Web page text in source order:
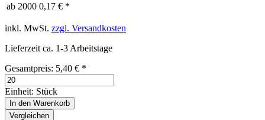
ab 2000 0,17 € *
inkl. MwSt. zzgl. Versandkosten
Lieferzeit ca. 1-3 Arbeitstage
Gesamtpreis: 5,40 € *
Einheit: Stück
In den Warenkorb
Vergleichen